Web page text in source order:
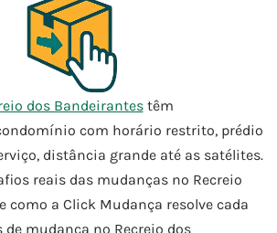
dos Bandeirantestêm
com horário restrito, prédio
distância grande até as satélites.
reais das mudanças no Recreio
como a Click Mudança resolve cada
mudança no Recreio dos